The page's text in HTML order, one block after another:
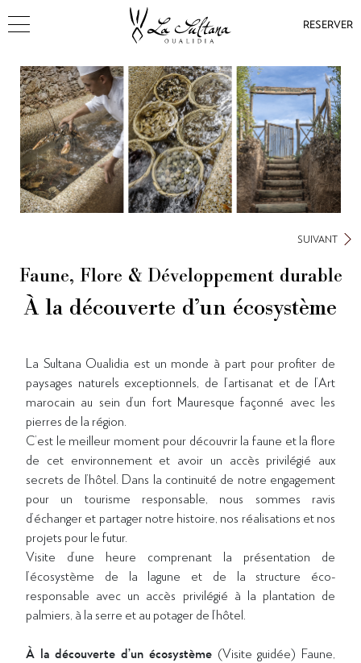
RESERVER
Faune, Flore & Développement durable
À la découverte d’un écosystème
SUIVANT
La Sultana Oualidia est un monde à part pour profiter de
paysages naturels exceptionnels, de l’artisanat et de l’Art
marocain au sein d’un fort Mauresque façonné avec les
pierres de la région.
C’est le meilleur moment pour découvrir la faune et la flore
de cet environnement et avoir un accès privilégié aux
secrets de l’hôtel. Dans la continuité de notre engagement
pour un tourisme responsable, nous sommes ravis
d’échanger et partager notre histoire, nos réalisations et nos
projets pour le futur.
Visite d’une heure comprenant la présentation de
l’écosystème de la lagune et de la structure éco-
responsable avec un accès privilégié à la plantation de
palmiers, à la serre et au potager de l’hôtel.
À la découverte d’un écosystème(Visite guidée) Faune,